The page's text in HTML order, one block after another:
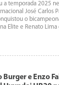
a temporada 2025
José Carlos
o
Elite e Renato
e Enzo